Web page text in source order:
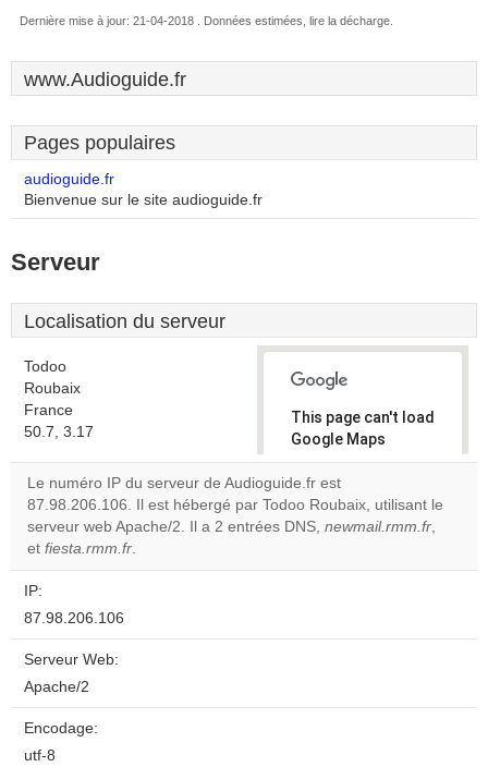
Dernière mise à jour: 21-04-2018 . Données estimées, lire la décharge.
www.Audioguide.fr
Pages populaires
audioguide.fr
Bienvenue sur le site audioguide.fr
Serveur
Localisation du serveur
Todoo
Roubaix
France
50.7, 3.17
This page can't load
Google Maps
correctly.
Do you
own this
OK
Le numéro IP du serveur de Audioguide.fr est
87.98.206.106. Il est hébergé par Todoo Roubaix, utilisant le
serveur web Apache/2. Il a 2 entrées DNS, newmail.rmm.fr,
et fiesta.rmm.fr.
IP:
87.98.206.106
Serveur Web:
Apache/2
Encodage:
utf-8